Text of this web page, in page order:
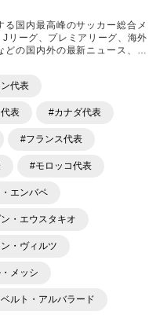
る国内最高峰のサッカー総合メ
リーグ、プレミアリーグ、海外
どの国内外の最新ニュース、コ
YouTube」「TikTok」など、
代表
表 #カナダ代表
#フランス代表
#モロッコ代表
エンバペ
・エウスタキオ
・ヴィルツ
メッシ
ルト・アルバラード